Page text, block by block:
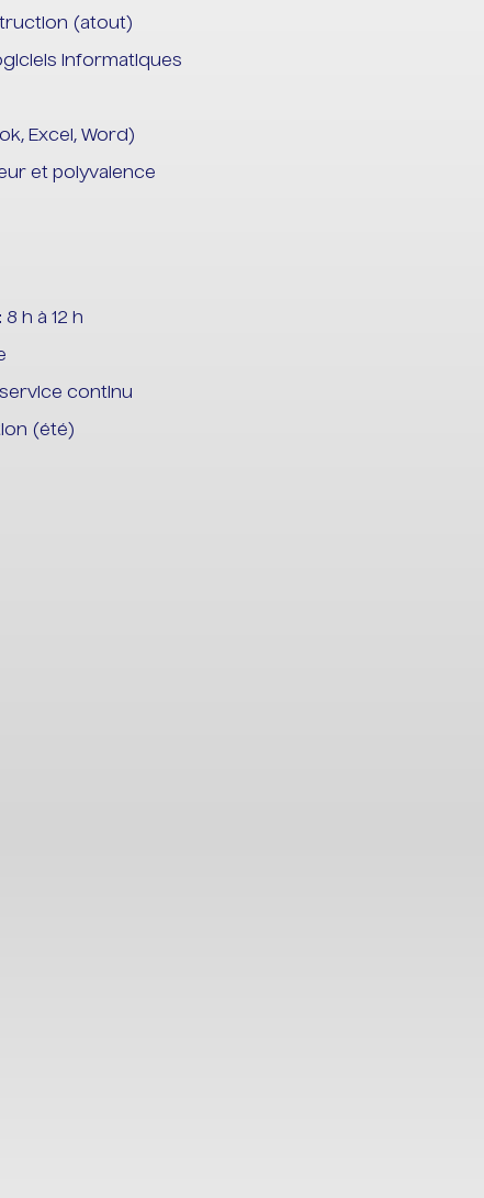
(atout)
informatiques
Excel, Word)
et polyvalence
h à 12 h
continu
(été)